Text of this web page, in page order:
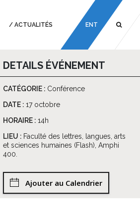
ACTUALITÉS ENT
DETAILS ÉVÉNEMENT
CATÉGORIE : Conférence
DATE : 17 octobre
HORAIRE : 14h
LIEU : Faculté des lettres, langues, arts
et sciences humaines (Flash), Amphi
400.
Ajouter au Calendrier